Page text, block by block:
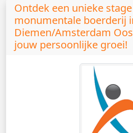
Ontdek een unieke
monumentale boerderij
Diemen/Amsterdam
jouw persoonlijke groei!